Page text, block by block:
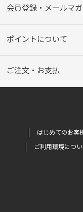
会員登録・メールマ
ポイントについて
ご注文・お支払
はじめてのお客
ご利用環境につ